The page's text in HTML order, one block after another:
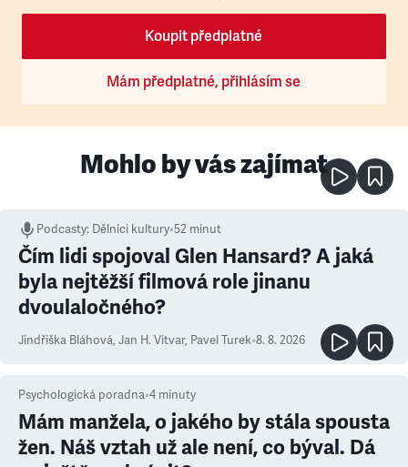
Koupit předplatné
Mám předplatné, přihlásím se
Mohlo by vás zajímat
Podcasty: Dělníci kultury•52 minut
Čím lidi spojoval Glen Hansard? A jaká
byla nejtěžší filmová role jinanu
dvoulaločného?
Jindřiška Bláhová, Jan H. Vitvar, Pavel Turek•8. 8. 2026
Psychologická poradna•4 minuty
Mám manžela, o jakého by stála spousta
žen. Náš vztah už ale není, co býval. Dá